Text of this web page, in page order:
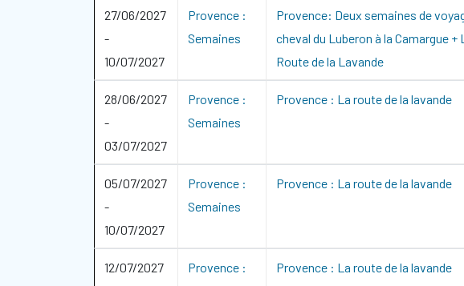
27/06/2027
-
10/07/2027
Provence :
Semaines
Provence: Deux semaines de
cheval du Luberon à la Camargue +
Route de la Lavande
28/06/2027
-
03/07/2027
Provence :
Semaines
Provence : La route de la lavande
05/07/2027
-
10/07/2027
Provence :
Semaines
Provence : La route de la lavande
12/07/2027
Provence :
Provence : La route de la lavande